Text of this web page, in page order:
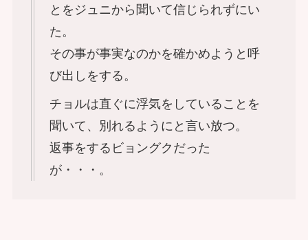
とをジュニから聞いて信じられずにい
た。
その事が事実なのかを確かめようと呼
び出しをする。
チョルは直ぐに浮気をしていることを
聞いて、別れるようにと言い放つ。
返事をするビョングクだった
が・・・。